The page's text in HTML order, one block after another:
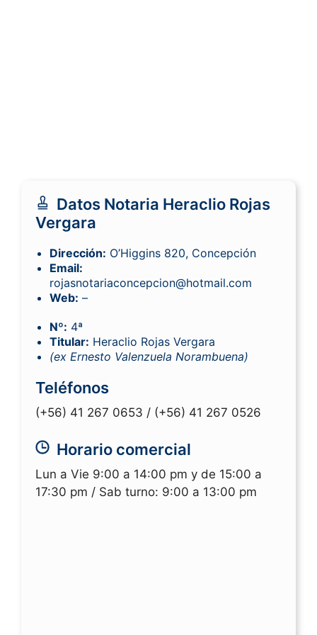
Datos Notaria Heraclio Rojas
Vergara
Dirección: O’Higgins 820, Concepción
Email:
rojasnotariaconcepcion@hotmail.com
Web: –
Nº: 4ª
Titular: Heraclio Rojas Vergara
(ex Ernesto Valenzuela Norambuena)
Teléfonos
(+56) 41 267 0653 / (+56) 41 267 0526
Horario comercial
Lun a Vie 9:00 a 14:00 pm y de 15:00 a
17:30 pm / Sab turno: 9:00 a 13:00 pm